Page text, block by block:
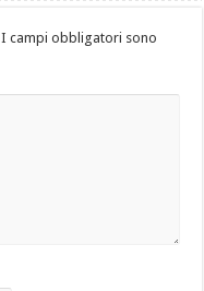
I campi obbligatori sono